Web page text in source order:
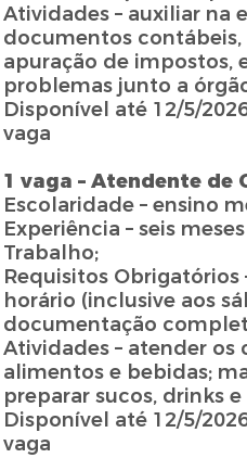
Atividades – auxiliar na
documentos
apuração de impostos,
problemas junto a
Disponível até 12/5/
vaga
1 vaga – Atendente de
Escolaridade – ensino
Experiência – seis
Trabalho;
Requisitos
horário (inclusive aos
documentação
Atividades – atender os
alimentos e bebidas;
preparar sucos, drinks e
Disponível até 12/5/
vaga